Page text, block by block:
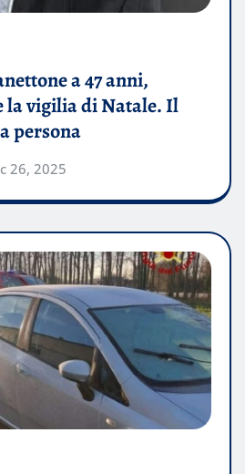
a 47 anni,
la vigilia di Natale. Il
persona
26, 2025